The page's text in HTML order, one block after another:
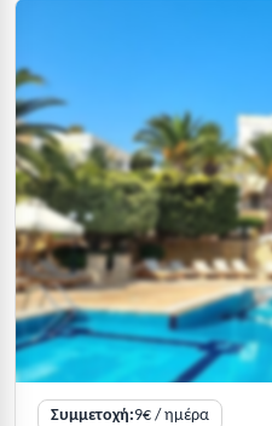
Συμμετοχή:9€ / ημέρα